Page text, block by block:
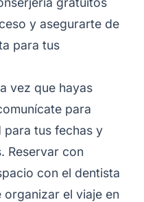
y asegurarte de
para tus
vez que hayas
para
tus fechas y
Reservar con
con el dentista
el viaje en